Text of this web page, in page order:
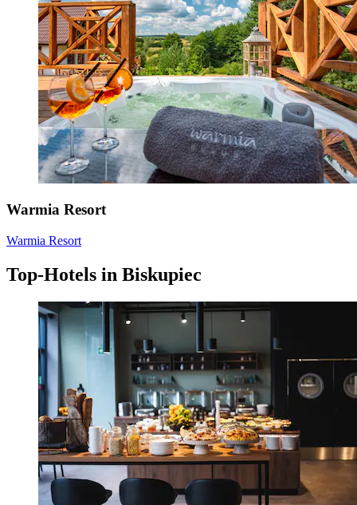
Warmia Resort
Warmia Resort
Top-Hotels in Biskupiec